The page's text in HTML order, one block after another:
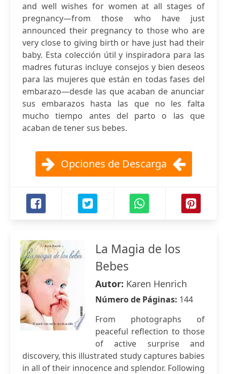
and well wishes for women at all stages of
pregnancy—from those who have just
announced their pregnancy to those who are
very close to giving birth or have just had their
baby. Esta colección útil y inspiradora para las
madres futuras incluye consejos y bien deseos
para las mujeres que están en todas fases del
embarazo—desde las que acaban de anunciar
sus embarazos hasta las que no les falta
mucho tiempo antes del parto o las que
acaban de tener sus bebes.
Opciones de Descarga
La Magia de los
Bebes
Autor: Karen Henrich
Número de Páginas: 144
From photographs of
peaceful reflection to those
of active surprise and
discovery, this illustrated study captures babies
in all of their innocence and splendor. Following